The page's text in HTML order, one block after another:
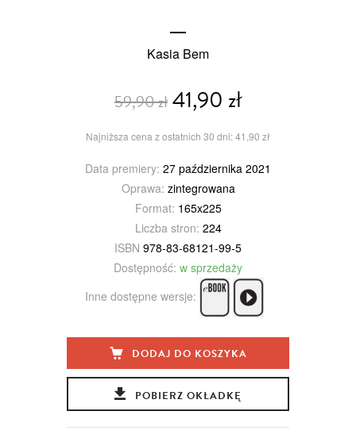
Kasia Bem
59,90 zł41,90 zł
Najniższa cena z ostatnich 30 dni: 41,90 zł
Data premiery: 27 października 2021
Oprawa: zintegrowana
Format: 165x225
Liczba stron: 224
ISBN 978-83-68121-99-5
Dostępność: w sprzedaży
Inne dostępne wersje:
DODAJ DO KOSZYKA
POBIERZ OKŁADKĘ